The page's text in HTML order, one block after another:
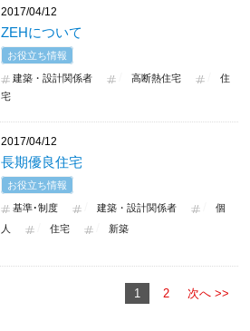
2017/04/12
ZEHについて
お役立ち情報
建築・設計関係者 高断熱住宅
住
宅
2017/04/12
長期優良住宅
お役立ち情報
基準･制度 建築・設計関係者
個
人
住宅 新築
1 2 次へ >>